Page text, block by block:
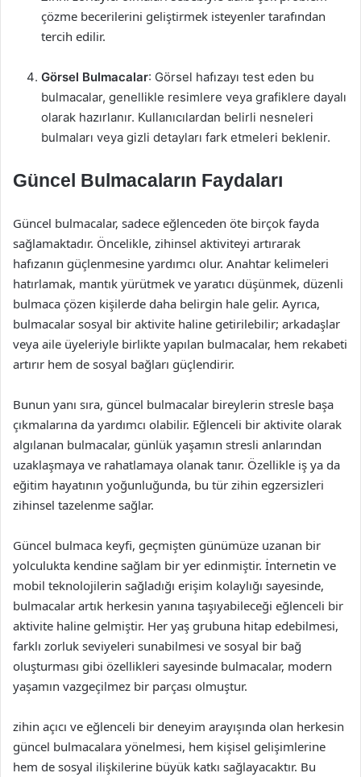
çözme becerilerini geliştirmek isteyenler tarafından
tercih edilir.
Görsel Bulmacalar: Görsel hafızayı test eden bu
bulmacalar, genellikle resimlere veya grafiklere dayalı
olarak hazırlanır. Kullanıcılardan belirli nesneleri
bulmaları veya gizli detayları fark etmeleri beklenir.
Güncel Bulmacaların Faydaları
Güncel bulmacalar, sadece eğlenceden öte birçok fayda
sağlamaktadır. Öncelikle, zihinsel aktiviteyi artırarak
hafızanın güçlenmesine yardımcı olur. Anahtar kelimeleri
hatırlamak, mantık yürütmek ve yaratıcı düşünmek, düzenli
bulmaca çözen kişilerde daha belirgin hale gelir. Ayrıca,
bulmacalar sosyal bir aktivite haline getirilebilir; arkadaşlar
veya aile üyeleriyle birlikte yapılan bulmacalar, hem rekabeti
artırır hem de sosyal bağları güçlendirir.
Bunun yanı sıra, güncel bulmacalar bireylerin stresle başa
çıkmalarına da yardımcı olabilir. Eğlenceli bir aktivite olarak
algılanan bulmacalar, günlük yaşamın stresli anlarından
uzaklaşmaya ve rahatlamaya olanak tanır. Özellikle iş ya da
eğitim hayatının yoğunluğunda, bu tür zihin egzersizleri
zihinsel tazelenme sağlar.
Güncel bulmaca keyfi, geçmişten günümüze uzanan bir
yolculukta kendine sağlam bir yer edinmiştir. İnternetin ve
mobil teknolojilerin sağladığı erişim kolaylığı sayesinde,
bulmacalar artık herkesin yanına taşıyabileceği eğlenceli bir
aktivite haline gelmiştir. Her yaş grubuna hitap edebilmesi,
farklı zorluk seviyeleri sunabilmesi ve sosyal bir bağ
oluşturması gibi özellikleri sayesinde bulmacalar, modern
yaşamın vazgeçilmez bir parçası olmuştur.
zihin açıcı ve eğlenceli bir deneyim arayışında olan herkesin
güncel bulmacalara yönelmesi, hem kişisel gelişimlerine
hem de sosyal ilişkilerine büyük katkı sağlayacaktır. Bu